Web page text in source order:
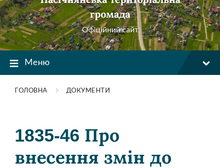
громада
Офіційний сайт
Меню
ГОЛОВНА ДОКУМЕНТИ
1835-46 Про
внесення змін до